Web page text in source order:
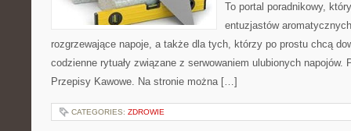
To portal poradnikowy,
entuzjastów
rozgrzewające napoje, a także dla tych, którzy po prostu chcą
codzienne rytuały związane z serwowaniem ulubionych napojów.
Przepisy Kawowe. Na stronie można […]
CATEGORIES: ZDROWIE